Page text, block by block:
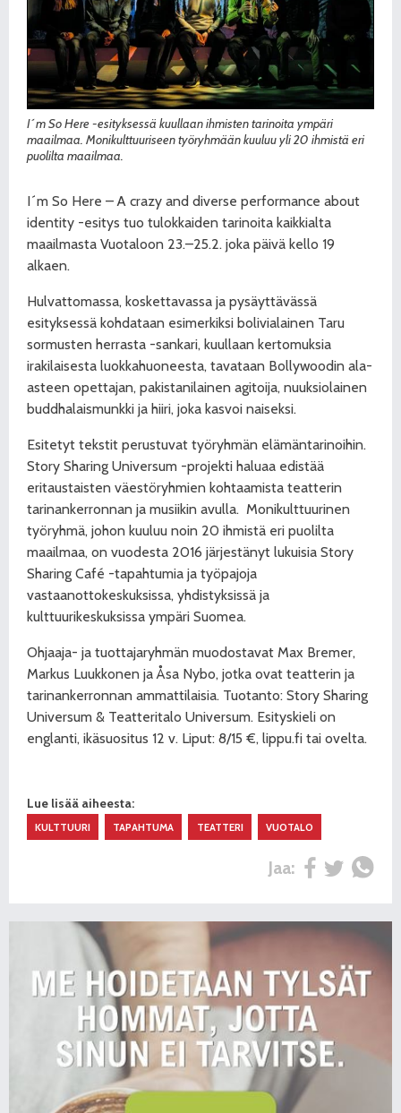
I´m So Here -esityksessä kuullaan ihmisten tarinoita ympäri
maailmaa. Monikulttuuriseen työryhmään kuuluu yli 20 ihmistä eri
puolilta maailmaa.
I´m So Here – A crazy and diverse performance about
identity -esitys tuo tulokkaiden tarinoita kaikkialta
maailmasta Vuotaloon 23.–25.2. joka päivä kello 19
alkaen.
Hulvattomassa, koskettavassa ja pysäyttävässä
esityksessä kohdataan esimerkiksi bolivialainen Taru
sormusten herrasta -sankari, kuullaan kertomuksia
irakilaisesta luokkahuoneesta, tavataan Bollywoodin ala-
asteen opettajan, pakistanilainen agitoija, nuuksiolainen
buddhalaismunkki ja hiiri, joka kasvoi naiseksi.
Esitetyt tekstit perustuvat työryhmän elämäntarinoihin.
Story Sharing Universum -projekti haluaa edistää
eritaustaisten väestöryhmien kohtaamista teatterin
tarinankerronnan ja musiikin avulla. Monikulttuurinen
työryhmä, johon kuuluu noin 20 ihmistä eri puolilta
maailmaa, on vuodesta 2016 järjestänyt lukuisia Story
Sharing Café -tapahtumia ja työpajoja
vastaanottokeskuksissa, yhdistyksissä ja
kulttuurikeskuksissa ympäri Suomea.
Ohjaaja- ja tuottajaryhmän muodostavat Max Bremer,
Markus Luukkonen ja Åsa Nybo, jotka ovat teatterin ja
tarinankerronnan ammattilaisia. Tuotanto: Story Sharing
Universum & Teatteritalo Universum. Esityskieli on
englanti, ikäsuositus 12 v. Liput: 8/15 €, lippu.fi tai ovelta.
Lue lisää aiheesta:
KULTTUURI TAPAHTUMA TEATTERI VUOTALO
Jaa: